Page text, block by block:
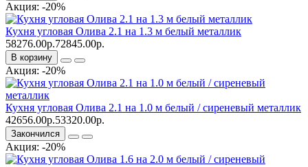
Акция: -20%
Кухня угловая Олива 2.1 на 1.3 м белый металлик
58276.00р.72845.00р.
В корзину
Акция: -20%
Кухня угловая Олива 2.1 на 1.0 м белый / сиреневый металлик
42656.00р.53320.00р.
Закончился
Акция: -20%